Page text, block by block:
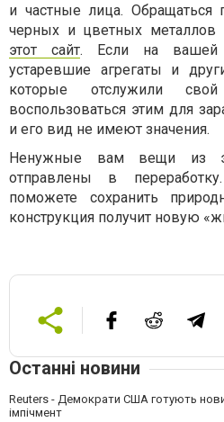
и частные лица.
черных и цветных
этот сайт. Если на вашей
устаревшие агрегаты и
которые отслужили
воспользоваться этим для
и его вид не имеют значения.
Ненужные вам вещи из
отправлены в
поможете сохранить
конструкция получит новую
Останні новини
Reuters - Демократи США готують
імпічмент